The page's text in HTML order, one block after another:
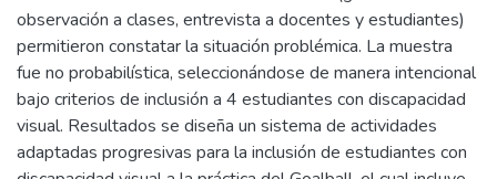
observación a clases, entrevista a docentes y estudiantes)
permitieron constatar la situación problémica. La muestra
fue no probabilística, seleccionándose de manera intencional
bajo criterios de inclusión a 4 estudiantes con discapacidad
visual. Resultados se diseña un sistema de actividades
adaptadas progresivas para la inclusión de estudiantes con